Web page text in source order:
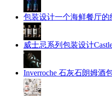
包装设计一个海鲜餐厅的
威士忌系列包装设计
Inverroche 石灰石朗姆酒